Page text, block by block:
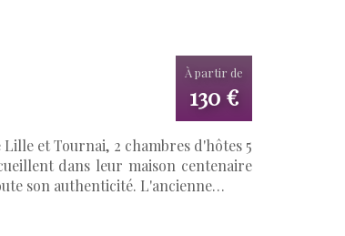
À partir de
130 €
et Tournai, 2 chambres d'hôtes 5
dans leur maison centenaire
son authenticité. L'ancienne…